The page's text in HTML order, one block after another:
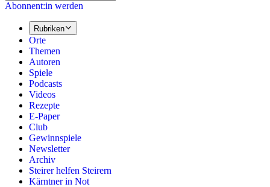
Abonnent:in werden
Rubriken
Orte
Themen
Autoren
Spiele
Podcasts
Videos
Rezepte
E-Paper
Club
Gewinnspiele
Newsletter
Archiv
Steirer helfen Steirern
Kärntner in Not